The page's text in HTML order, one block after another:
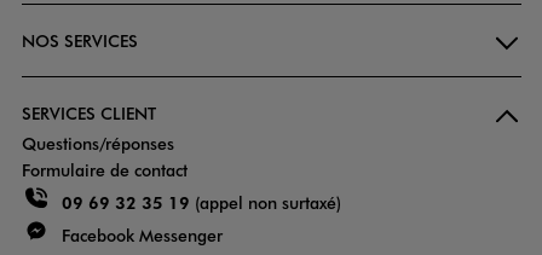
NOS SERVICES
SERVICES CLIENT
Questions/réponses
Formulaire de contact
09 69 32 35 19 (appel non surtaxé)
Facebook Messenger